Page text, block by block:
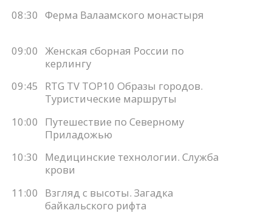
08:30 Ферма Валаамского монастыря
09:00 Женская сборная России по
керлингу
09:45
RTG TV TOP10 Образы городов.
Туристические маршруты
10:00
Путешествие по Северному
Приладожью
10:30
Медицинские технологии. Служба
крови
11:00
Взгляд с высоты. Загадка
байкальского рифта